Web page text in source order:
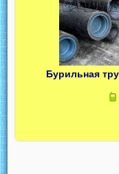
Бурильная